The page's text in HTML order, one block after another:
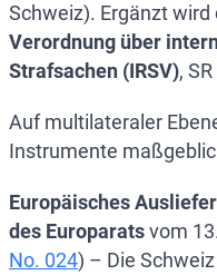
Schweiz). Ergänzt wird
Verordnung über
Strafsachen (IRSV),
Auf multilateraler
Instrumente
Europäisches
des Europaratsvom
No. 024) – Die